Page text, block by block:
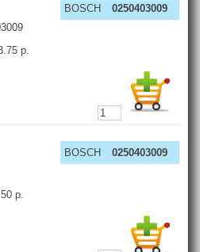
BOSCH
0250403009
р.
BOSCH
0250403009
р.